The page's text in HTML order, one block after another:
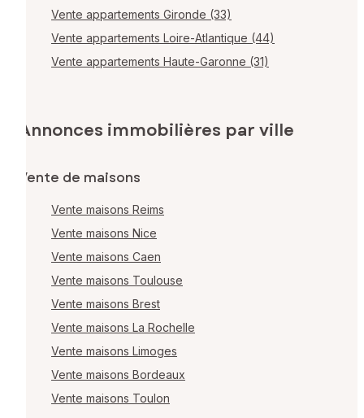
Vente appartements Gironde (33)
Vente appartements Loire-Atlantique (44)
Vente appartements Haute-Garonne (31)
Annonces immobilières par ville
Vente de maisons
Vente maisons Reims
Vente maisons Nice
Vente maisons Caen
Vente maisons Toulouse
Vente maisons Brest
Vente maisons La Rochelle
Vente maisons Limoges
Vente maisons Bordeaux
Vente maisons Toulon